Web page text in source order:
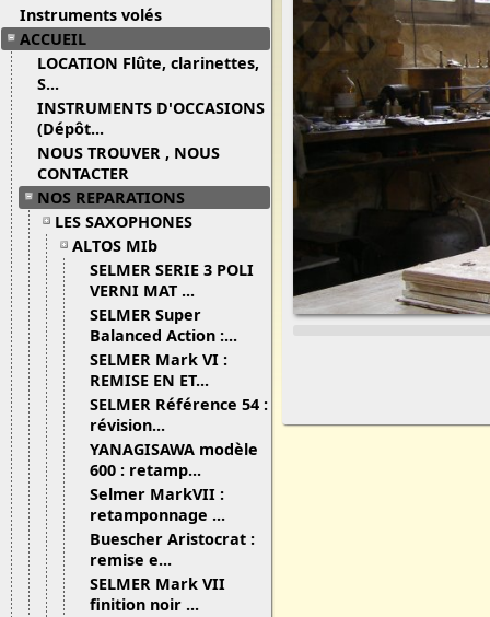
Instruments volés
ACCUEIL
LOCATION Flûte, clarinettes,
S...
INSTRUMENTS D'OCCASIONS
(Dépôt...
NOUS TROUVER , NOUS
CONTACTER
NOS REPARATIONS
LES SAXOPHONES
ALTOS MIb
SELMER SERIE 3 POLI
VERNI MAT ...
SELMER Super
Balanced Action :...
SELMER Mark VI :
REMISE EN ET...
SELMER Référence 54 :
révision...
YANAGISAWA modèle
600 : retamp...
Selmer MarkVII :
retamponnage ...
Buescher Aristocrat :
remise e...
SELMER Mark VII
finition noir ...